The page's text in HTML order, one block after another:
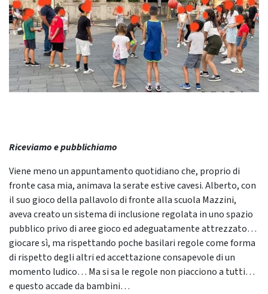
Riceviamo e pubblichiamo
Viene meno un appuntamento quotidiano che, proprio di
fronte casa mia, animava la serate estive cavesi. Alberto, con
il suo gioco della pallavolo di fronte alla scuola Mazzini,
aveva creato un sistema di inclusione regolata in uno spazio
pubblico privo di aree gioco ed adeguatamente attrezzato…
giocare sì, ma rispettando poche basilari regole come forma
di rispetto degli altri ed accettazione consapevole di un
momento ludico… Ma si sa le regole non piacciono a tutti…
e questo accade da bambini…